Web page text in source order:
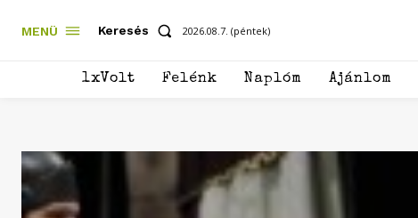
MENÜ Keresés 2026.08.7. (péntek)
1xVolt Felénk Naplóm Ajánlom